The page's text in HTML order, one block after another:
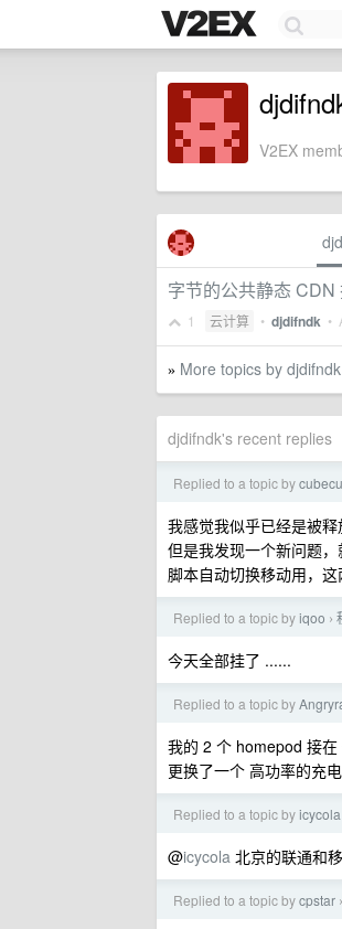
V2EX
字节的公共静态 CDN
1 云计算 • djdifndk •
» More topics by djdifndk
djdifndk's recent replies
Replied to a topic by
我感觉我似乎已经是被释
但是我发现一个新问题
脚本自动切换移动用，
Replied to a topic byiqoo ›
今天全部挂了 ......
Replied to a topic by
我的 2 个 homepod 接
更换了一个 高功率的充电
Replied to a topic byicycola
@icycola 北京的联通和
Replied to a topic bycpstar ›